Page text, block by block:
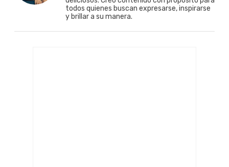
todos quienes buscan expresarse, inspirarse
y brillar a su manera.